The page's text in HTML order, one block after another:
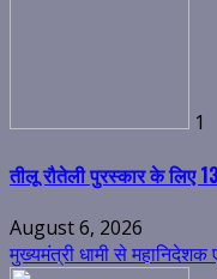
1
तीलू रौतेली पुरस्कार के लिए
August 6, 2026
मुख्यमंत्री धामी से महानिदेशक